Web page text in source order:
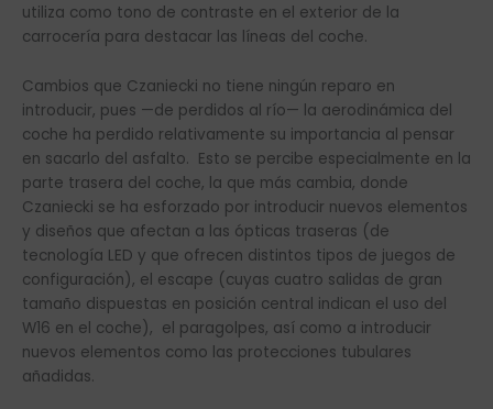
utiliza como tono de contraste en el exterior de la
carrocería para destacar las líneas del coche.
Cambios que Czaniecki no tiene ningún reparo en
introducir, pues —de perdidos al río— la aerodinámica del
coche ha perdido relativamente su importancia al pensar
en sacarlo del asfalto. Esto se percibe especialmente en la
parte trasera del coche, la que más cambia, donde
Czaniecki se ha esforzado por introducir nuevos elementos
y diseños que afectan a las ópticas traseras (de
tecnología LED y que ofrecen distintos tipos de juegos de
configuración), el escape (cuyas cuatro salidas de gran
tamaño dispuestas en posición central indican el uso del
W16 en el coche), el paragolpes, así como a introducir
nuevos elementos como las protecciones tubulares
añadidas.